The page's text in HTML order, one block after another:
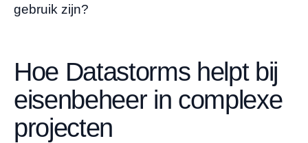
gebruik zijn?
Hoe Datastorms helpt bij
eisenbeheer in complexe
projecten